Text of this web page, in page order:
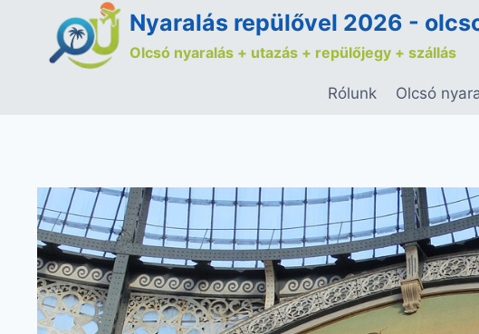
Nyaralás repülővel 2026 -
Olcsó nyaralás + utazás + repülőjegy + szállás
Rólunk Olcsó